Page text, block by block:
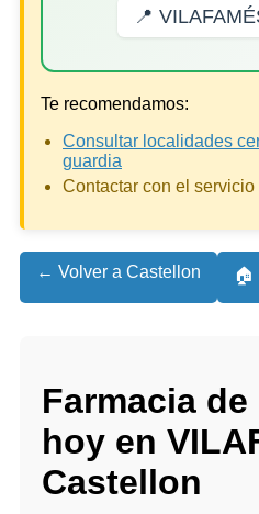
📍
Te recomendamos:
Consultar localidades
guardia
Contactar con el
← Volver a Castellon 🏠
Farmacia
hoy en
Castellon